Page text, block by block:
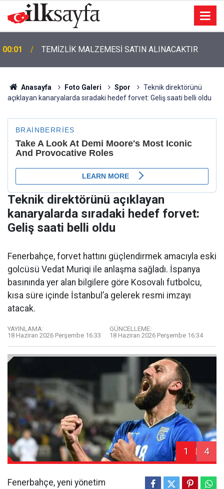
00:01 TEMİZLİK MALZEMESİ SATIN ALINACAKTIR
Anasayfa Foto Galeri Spor
Teknik direktörünü
açıklayan kanaryalarda sıradaki hedef forvet: Geliş saati belli oldu
Teknik direktörünü açıklayan
kanaryalarda sıradaki hedef forvet:
Geliş saati belli oldu
Fenerbahçe, forvet hattını güçlendirmek amacıyla eski
golcüsü Vedat Muriqi ile anlaşma sağladı. İspanya
basınında yer alan bilgilere göre Kosovalı futbolcu,
kısa süre içinde İstanbul’a gelerek resmi imzayı
atacak.
YAYINLAMA:
18 Haziran 2026 Perşembe 16:33
GÜNCELLEME:
18 Haziran 2026 Perşembe 16:34
1 4
Fenerbahçe, yeni yönetim